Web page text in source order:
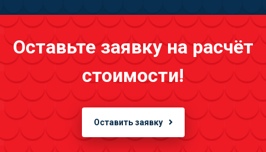
Оставьте заявку на расчёт
стоимости!
Оставить заявку